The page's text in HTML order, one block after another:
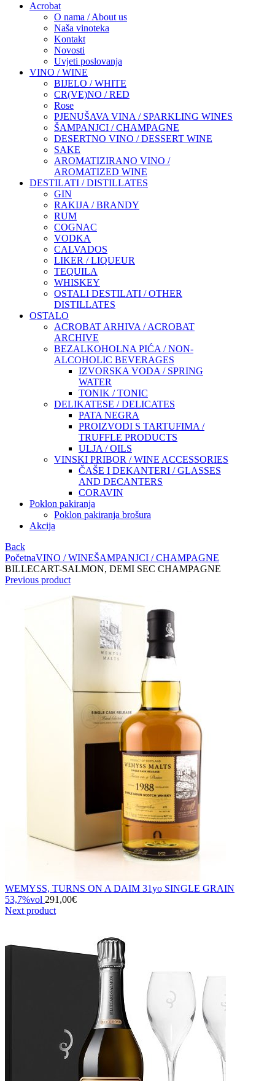
Acrobat
O nama / About us
Naša vinoteka
Kontakt
Novosti
Uvjeti poslovanja
VINO / WINE
BIJELO / WHITE
CR(VE)NO / RED
Rose
PJENUŠAVA VINA / SPARKLING WINES
ŠAMPANJCI / CHAMPAGNE
DESERTNO VINO / DESSERT WINE
SAKE
AROMATIZIRANO VINO /
AROMATIZED WINE
DESTILATI / DISTILLATES
GIN
RAKIJA / BRANDY
RUM
COGNAC
VODKA
CALVADOS
LIKER / LIQUEUR
TEQUILA
WHISKEY
OSTALI DESTILATI / OTHER
DISTILLATES
OSTALO
ACROBAT ARHIVA / ACROBAT
ARCHIVE
BEZALKOHOLNA PIĆA / NON-
ALCOHOLIC BEVERAGES
IZVORSKA VODA / SPRING
WATER
TONIK / TONIC
DELIKATESE / DELICATES
PATA NEGRA
PROIZVODI S TARTUFIMA /
TRUFFLE PRODUCTS
ULJA / OILS
VINSKI PRIBOR / WINE ACCESSORIES
ČAŠE I DEKANTERI / GLASSES
AND DECANTERS
CORAVIN
Poklon pakiranja
Poklon pakiranja brošura
Akcija
Back
PočetnaVINO / WINEŠAMPANJCI / CHAMPAGNE
BILLECART-SALMON, DEMI SEC CHAMPAGNE
Previous product
WEMYSS, TURNS ON A DAIM 31yo SINGLE GRAIN
53,7%vol 291,00€
Next product